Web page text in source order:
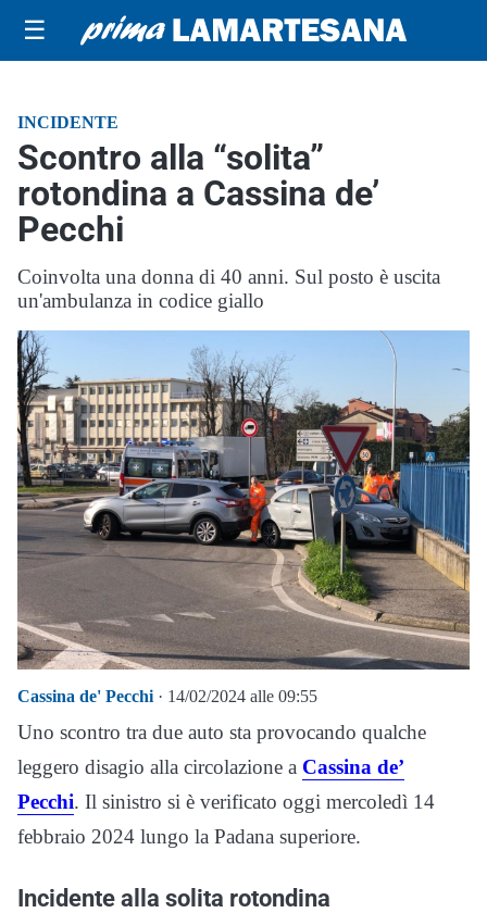
☰
INCIDENTE
Scontro alla “solita”
rotondina a Cassina de’
Pecchi
Coinvolta una donna di 40 anni. Sul posto è uscita
un'ambulanza in codice giallo
Cassina de' Pecchi · 14/02/2024 alle 09:55
Uno scontro tra due auto sta provocando qualche
leggero disagio alla circolazione a Cassina de’
Pecchi. Il sinistro si è verificato oggi mercoledì 14
febbraio 2024 lungo la Padana superiore.
Incidente alla solita rotondina